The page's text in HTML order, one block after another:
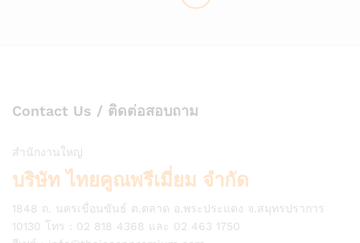
Contact Us / ติดต่อสอบถาม
สำนักงานใหญ่
บริษัท ไทยคูณพรีเมี่ยม จำกัด
1848 ถ. นครเขื่อนขันธ์ ต.ตลาด อ.พระประแดง จ.สมุทรปราการ
10130 โทร : 02 818 4368 และ 02 463 1750